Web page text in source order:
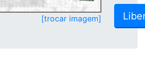
[trocar imagem]